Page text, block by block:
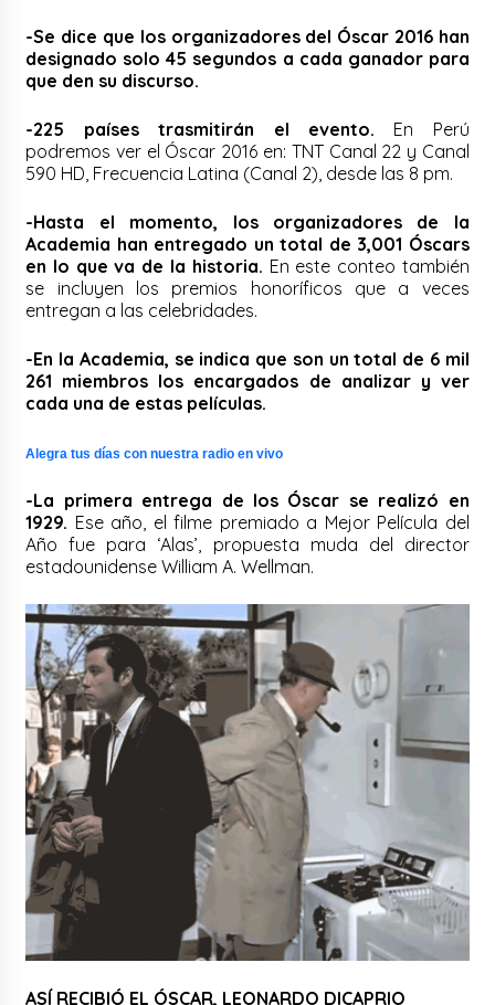
-Se dice que los organizadores del Óscar 2016 han
designado solo 45 segundos a cada ganador para
que den su discurso.
-225 países trasmitirán el evento. En Perú
podremos ver el Óscar 2016 en: TNT Canal 22 y Canal
590 HD, Frecuencia Latina (Canal 2), desde las 8 pm.
-Hasta el momento, los organizadores de la
Academia han entregado un total de 3,001 Óscars
en lo que va de la historia. En este conteo también
se incluyen los premios honoríficos que a veces
entregan a las celebridades.
-En la Academia, se indica que son un total de 6 mil
261 miembros los encargados de analizar y ver
cada una de estas películas.
Alegra tus días con nuestra radio en vivo
-La primera entrega de los Óscar se realizó en
1929. Ese año, el filme premiado a Mejor Película del
Año fue para ‘Alas’, propuesta muda del director
estadounidense William A. Wellman.
ASÍ RECIBIÓ EL ÓSCAR, LEONARDO DICAPRIO